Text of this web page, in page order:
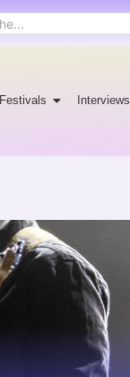
Festivals Interviews